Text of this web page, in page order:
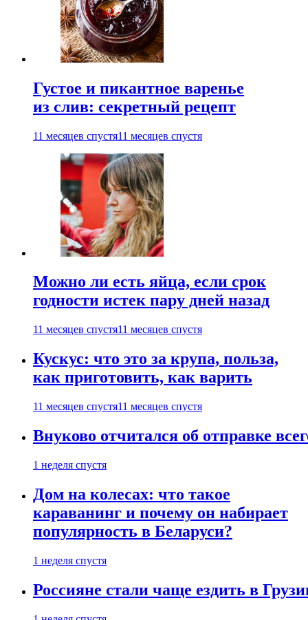
Густое и пикантное варенье
из слив: секретный рецепт
11 месяцев спустя11 месяцев спустя
Можно ли есть яйца, если срок
годности истек пару дней назад
11 месяцев спустя11 месяцев спустя
Кускус: что это за крупа, польза,
как приготовить, как варить
11 месяцев спустя11 месяцев спустя
Внуково отчитался об отправке
1 неделя спустя
Дом на колесах: что такое
караванинг и почему он набирает
популярность в Беларуси?
1 неделя спустя
Россияне стали чаще ездить в